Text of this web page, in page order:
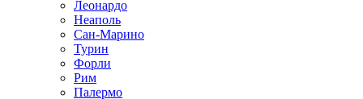
Леонардо
Неаполь
Сан-Марино
Турин
Форли
Рим
Палермо